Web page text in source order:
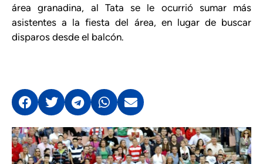
área granadina, al Tata se le ocurrió sumar más
asistentes a la fiesta del área, en lugar de buscar
disparos desde el balcón.